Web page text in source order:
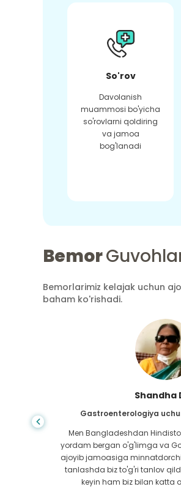
So'rov
Davolanish
muammosi bo'yicha
so'rovlarni qoldiring
va jamoa
bog'lanadi
Bemor
Bemorlarimiz kelajak uchun
baham ko'rishadi.
Shandha
Gastroenterologiya
Men Bangladeshdan
yordam bergan o'g'limga va
ajoyib jamoasiga
tanlashda biz to'g'ri tanlov
keyin ham biz bilan katta